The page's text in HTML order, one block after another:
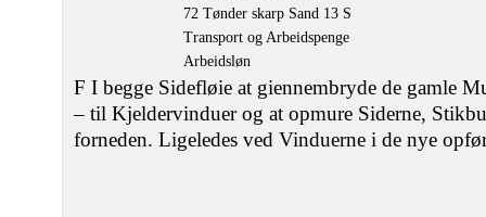
72 Tønder skarp Sand 13 S
Transport og Arbeidspenge
Arbeidsløn
F I begge Sidefløie at giennembryde de gamle
– til Kjeldervinduer og at opmure Siderne,
forneden. Ligeledes ved Vinduerne i de nye